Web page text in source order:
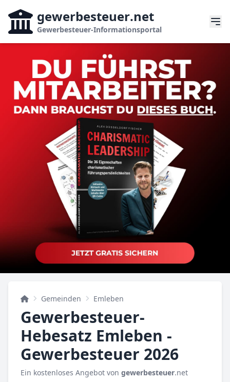
gewerbesteuer.net
Gewerbesteuer-Informationsportal
Gemeinden Emleben
Gewerbesteuer-
Hebesatz Emleben -
Gewerbesteuer 2026
Ein kostenloses Angebot von gewerbesteuer.net